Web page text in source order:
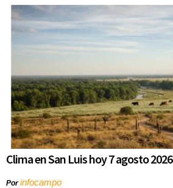
Clima en San Luis hoy 7 agosto 2026
Porinfocampo